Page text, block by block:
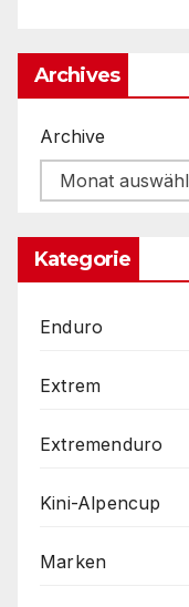
Archives
Archive
Kategorie
Enduro
Extrem
Extremenduro
Kini-Alpencup
Marken